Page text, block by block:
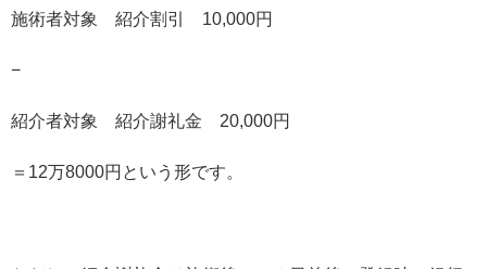
施術者対象 紹介割引 10,000円
−
紹介者対象 紹介謝礼金 20,000円
＝12万8000円という形です。